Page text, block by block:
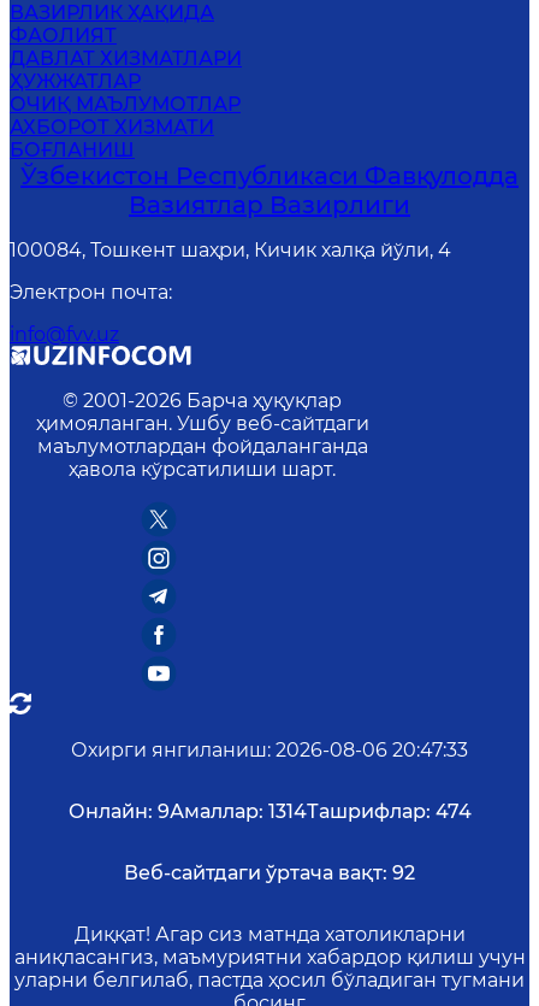
ВАЗИРЛИК ҲАҚИДА
ФАОЛИЯТ
ДАВЛАТ ХИЗМАТЛАРИ
ҲУЖЖАТЛАР
ОЧИҚ МАЪЛУМОТЛАР
АХБОРОТ ХИЗМАТИ
БОҒЛАНИШ
Ўзбекистон Республикаси Фавқулодда
Вазиятлар Вазирлиги
100084, Тошкент шаҳри, Кичик халқа йўли, 4
Электрон почта:
info@fvv.uz
© 2001-2026 Барча ҳуқуқлар
ҳимояланган. Ушбу веб-сайтдаги
маълумотлардан фойдаланганда
ҳавола кўрсатилиши шарт.
Охирги янгиланиш: 2026-08-06 20:47:33
Онлайн: 9Амаллар: 1314Ташрифлар: 474
Веб-сайтдаги ўртача вақт: 92
Диққат! Агар сиз матнда хатоликларни
аниқласангиз, маъмуриятни хабардор қилиш учун
уларни белгилаб, пастда ҳосил бўладиган тугмани